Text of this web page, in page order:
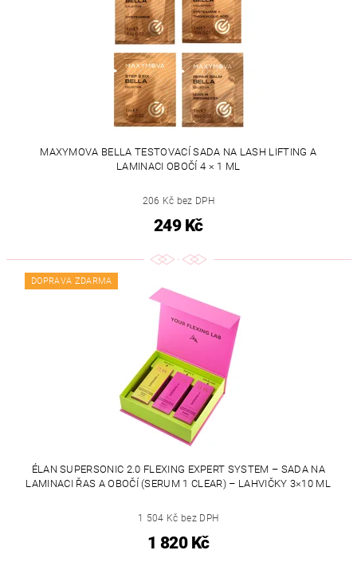
MAXYMOVA BELLA TESTOVACÍ SADA NA LASH LIFTING A
LAMINACI OBOČÍ 4 × 1 ML
206 Kč bez DPH
249 Kč
DOPRAVA ZDARMA
ÉLAN SUPERSONIC 2.0 FLEXING EXPERT SYSTEM – SADA NA
LAMINACI ŘAS A OBOČÍ (SERUM 1 CLEAR) – LAHVIČKY 3×10 ML
1 504 Kč bez DPH
1 820 Kč